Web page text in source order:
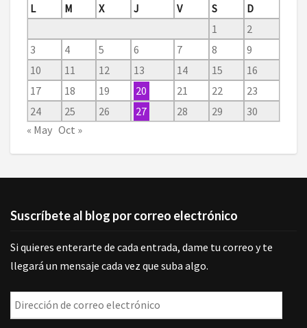
L
M X J V S
D
1
2
3
4 5 6 7 8
9
10
11 12 13 14 15
16
17
18 19 20 21 22
23
24
25 26 27 28 29
30
« May Oct »
Suscríbete al blog por correo electrónico
Si quieres enterarte de cada entrada, dame tu correo y te
llegará un mensaje cada vez que suba algo.
Dirección
de